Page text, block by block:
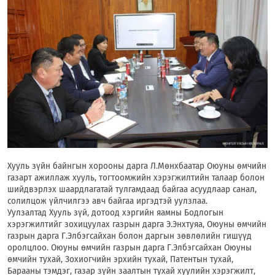
Хууль зүйн байнгын хорооны дарга Л.Мөнхбаатар Оюуны өмчийн
газарт ажиллаж хууль, тогтоомжийн хэрэгжилтийн талаар болон
шийдвэрлэх шаардлагатай тулгамдаад байгаа асуудлаар санал,
солилцож үйлчилгээ авч байгаа иргэдтэй уулзлаа.
Уулзалтад Хууль зүй, дотоод хэргийн яамны Бодлогын
хэрэгжилтийг зохицуулах газрын дарга Э.Энхтуяа, Оюуны өмчийн
газрын дарга Г.Элбэгсайхан болон даргын зөвлөлийн гишүүд
оролцлоо. Оюуны өмчийн газрын дарга Г.Элбэгсайхан Оюуны
өмчийн тухай, Зохиогчийн эрхийн тухай, Патентын тухай,
Барааны тэмдэг, газар зүйн заалтын тухай хуулийн хэрэгжилт,